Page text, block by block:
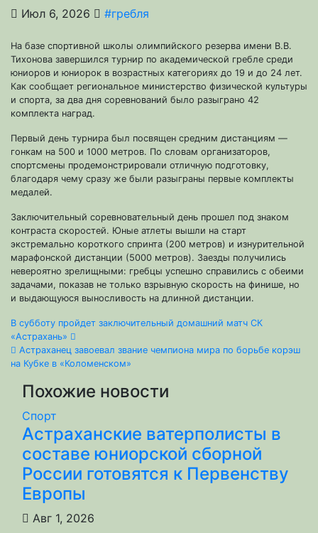
Июл 6, 2026 #гребля
На базе спортивной школы олимпийского резерва имени В.В.
Тихонова завершился турнир по академической гребле среди
юниоров и юниорок в возрастных категориях до 19 и до 24 лет.
Как сообщает региональное министерство физической культуры
и спорта, за два дня соревнований было разыграно 42
комплекта наград.
Первый день турнира был посвящен средним дистанциям —
гонкам на 500 и 1000 метров. По словам организаторов,
спортсмены продемонстрировали отличную подготовку,
благодаря чему сразу же были разыграны первые комплекты
медалей.
Заключительный соревновательный день прошел под знаком
контраста скоростей. Юные атлеты вышли на старт
экстремально короткого спринта (200 метров) и изнурительной
марафонской дистанции (5000 метров). Заезды получились
невероятно зрелищными: гребцы успешно справились с обеими
задачами, показав не только взрывную скорость на финише, но
и выдающуюся выносливость на длинной дистанции.
Навигация
по
записям
В субботу пройдет заключительный домашний матч СК
«Астрахань»
Астраханец завоевал звание чемпиона мира по борьбе корэш
на Кубке в «Коломенском»
Похожие новости
Спорт
Астраханские ватерполисты в
составе юниорской сборной
России готовятся к Первенству
Европы
Авг 1, 2026